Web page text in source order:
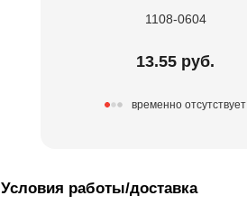
1108-0604
13.55 руб.
временно отсутствует
Условия работы/доставка